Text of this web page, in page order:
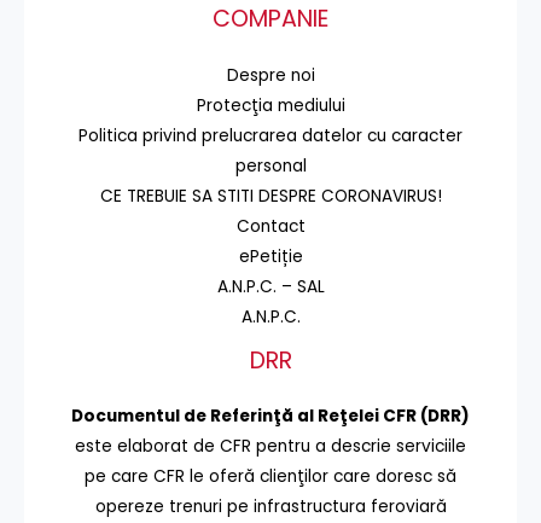
COMPANIE
Despre noi
Protecţia mediului
Politica privind prelucrarea datelor cu caracter
personal
CE TREBUIE SA STITI DESPRE CORONAVIRUS!
Contact
ePetiție
A.N.P.C. – SAL
A.N.P.C.
DRR
Documentul de Referinţă al Reţelei CFR (DRR)
este elaborat de CFR pentru a descrie serviciile
pe care CFR le oferă clienţilor care doresc să
opereze trenuri pe infrastructura feroviară